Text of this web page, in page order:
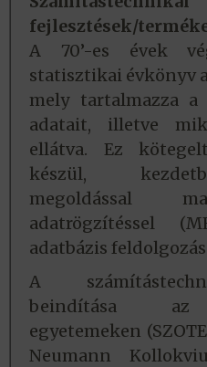
fejlesztések/
A 70’-es évek
statisztikai évkönyv
mely tartalmazza
adatait, illetve
ellátva. Ez
készül,
megoldással
adatrögzítéssel
adatbázis
A
beindítása az
egyetemeken
Neumann